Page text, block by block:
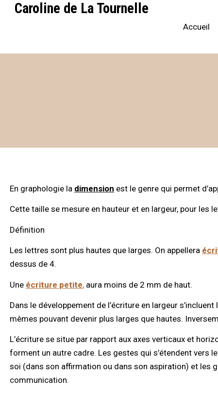
Caroline de La Tournelle
Accueil
En graphologie la dimension est le genre qui permet
Cette taille se mesure en hauteur et en largeur, pour
Définition
Les lettres sont plus hautes que larges. On appellera
dessus de 4.
Une écriture petite, aura moins de 2 mm de haut.
Dans le développement de l’écriture en largeur
mêmes pouvant devenir plus larges que hautes.
L’écriture se situe par rapport aux axes verticaux et
forment un autre cadre. Les gestes qui s’étendent vers
soi (dans son affirmation ou dans son aspiration) et les
communication.